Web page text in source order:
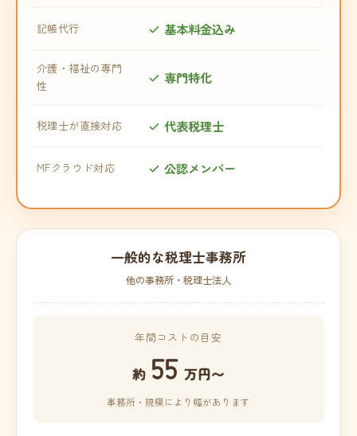
記帳代行 基本料金込み
介護・福祉の専門
性
専門特化
税理士が直接対応 代表税理士
MFクラウド対応 公認メンバー
一般的な税理士事務所
他の事務所・税理士法人
年間コストの目安
約 55 万円〜
事務所・規模により幅があります